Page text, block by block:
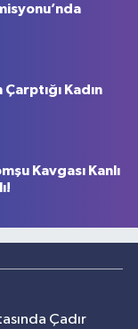
Kadın
Kavgası Kanlı
Çadır